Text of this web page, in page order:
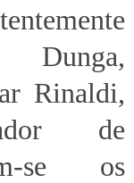
Dunga,
Rinaldi,
de
se os